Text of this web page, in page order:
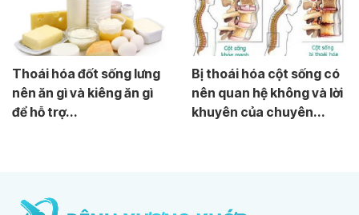
Thoái hóa đốt sống lưng
nên ăn gì và kiêng ăn gì
để hỗ trợ...
Bị thoái hóa cột sống có
nên quan hệ không và lời
khuyên của chuyên...